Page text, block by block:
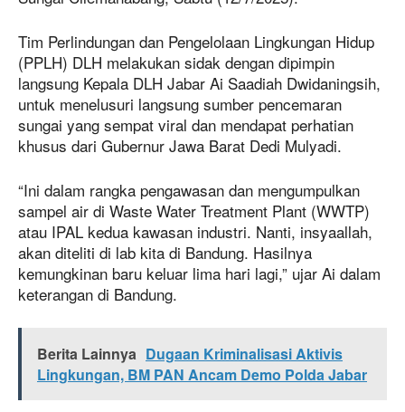
Tim Perlindungan dan Pengelolaan Lingkungan Hidup
(PPLH) DLH melakukan sidak dengan dipimpin
langsung Kepala DLH Jabar Ai Saadiah Dwidaningsih,
untuk menelusuri langsung sumber pencemaran
sungai yang sempat viral dan mendapat perhatian
khusus dari Gubernur Jawa Barat Dedi Mulyadi.
“Ini dalam rangka pengawasan dan mengumpulkan
sampel air di Waste Water Treatment Plant (WWTP)
atau IPAL kedua kawasan industri. Nanti, insyaallah,
akan diteliti di lab kita di Bandung. Hasilnya
kemungkinan baru keluar lima hari lagi,” ujar Ai dalam
keterangan di Bandung.
Berita Lainnya Dugaan Kriminalisasi Aktivis
Lingkungan, BM PAN Ancam Demo Polda Jabar